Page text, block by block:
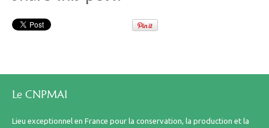
Le CNPMAI
Lieu exceptionnel en France pour la conservation, la production et la